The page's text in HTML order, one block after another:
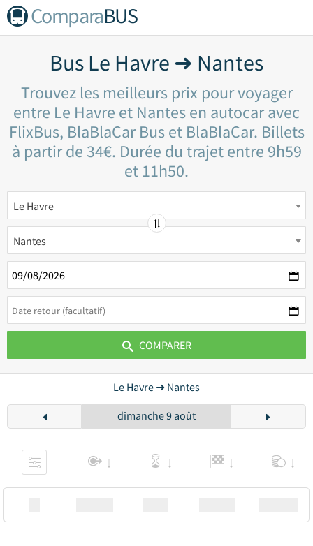
ComparaBUS
Bus Le Havre ➜ Nantes
Trouvez les meilleurs prix pour voyager
entre Le Havre et Nantes en autocar avec
FlixBus, BlaBlaCar Bus et BlaBlaCar. Billets
à partir de 34€. Durée du trajet entre 9h59
et 11h50.
Le Havre
Nantes
COMPARER
Le Havre ➜ Nantes
dimanche 9 août